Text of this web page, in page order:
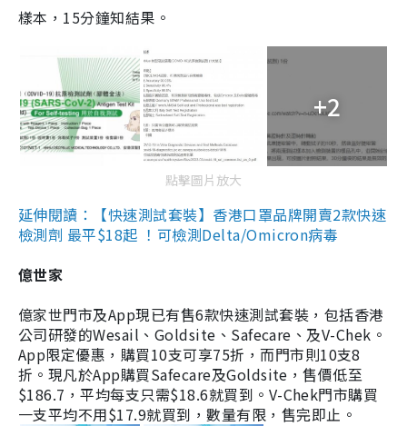
樣本，15分鐘知結果。
+2
點擊圖片放大
延伸閱讀：【快速測試套裝】香港口罩品牌開賣2款快速
檢測劑 最平$18起 ！可檢測Delta/Omicron病毒
億世家
億家世門市及App現已有售6款快速測試套裝，包括香港
公司研發的Wesail、Goldsite、Safecare、及V-Chek。
App限定優惠，購買10支可享75折，而門市則10支8
折。現凡於App購買Safecare及Goldsite，售價低至
$186.7，平均每支只需$18.6就買到。V-Chek門市購買
一支平均不用$17.9就買到，數量有限，售完即止。